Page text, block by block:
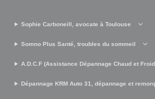
Sophie Carboneill, avocate à Toulouse
Somno Plus Santé, troubles du sommeil
A.D.C.F (Assistance Dépannage Chaud et
Dépannage KRM Auto 31, dépannage et